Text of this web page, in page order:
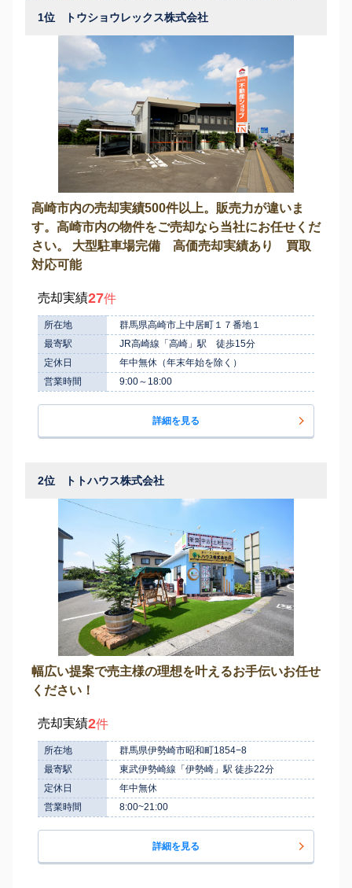
1位 トウショウレックス株式会社
高崎市内の売却実績500件以上。販売力が違いま
す。高崎市内の物件をご売却なら当社にお任せくだ
さい。 大型駐車場完備 高価売却実績あり 買取
対応可能
売却実績27件
所在地
群馬県高崎市上中居町１７番地１
最寄駅
JR高崎線「高崎」駅 徒歩15分
定休日
年中無休（年末年始を除く）
営業時間
9:00～18:00
詳細を見る
2位 トトハウス株式会社
幅広い提案で売主様の理想を叶えるお手伝いお任せ
ください！
売却実績2件
所在地
群馬県伊勢崎市昭和町1854−8
最寄駅
東武伊勢崎線「伊勢崎」駅 徒歩22分
定休日
年中無休
営業時間
8:00~21:00
詳細を見る